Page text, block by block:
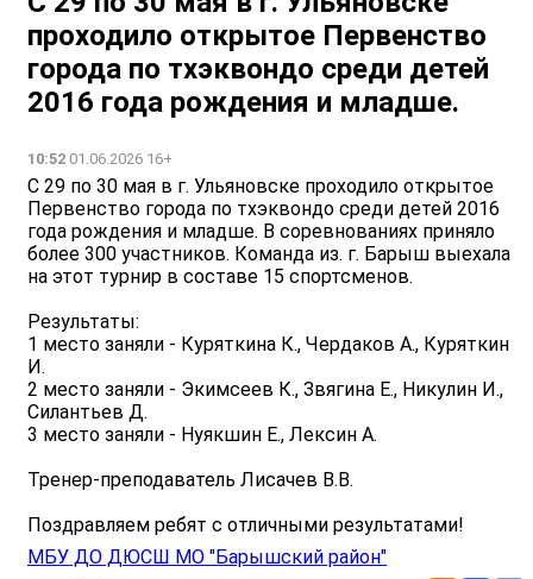
проходило открытое Первенство
города по тхэквондо среди детей
2016 года рождения и младше.
10:52 01.06.2026 16+
С 29 по 30 мая в г. Ульяновске проходило открытое
Первенство города по тхэквондо среди детей 2016
года рождения и младше. В соревнованиях приняло
более 300 участников. Команда из. г. Барыш выехала
на этот турнир в составе 15 спортсменов.
Результаты:
1 место заняли - Куряткина К., Чердаков А., Куряткин
И.
2 место заняли - Экимсеев К., Звягина Е., Никулин И.,
Силантьев Д.
3 место заняли - Нуякшин Е., Лексин А.
Тренер-преподаватель Лисачев В.В.
Поздравляем ребят с отличными результатами!
МБУ ДО ДЮСШ МО "Барышский район"